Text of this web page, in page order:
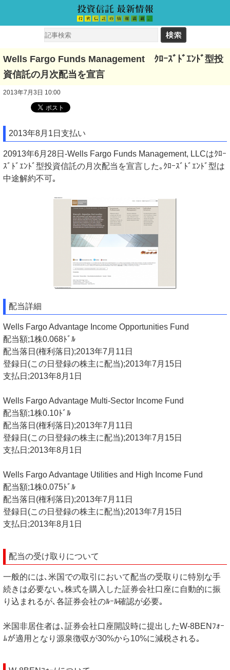
Wells Fargo Funds Management ｸﾛｰｽﾞﾄﾞｴﾝﾄﾞ型投
資信託の月次配当を宣言
2013年7月3日 10:00
2013年8月1日支払い
20913年6月28日-Wells Fargo Funds Management, LLCはｸﾛｰ
ｽﾞﾄﾞｴﾝﾄﾞ型投資信託の月次配当を宣言した｡ｸﾛｰｽﾞﾄﾞｴﾝﾄﾞ型は
中途解約不可｡
配当詳細
Wells Fargo Advantage Income Opportunities Fund
配当額;1株0.068ﾄﾞﾙ
配当落日(権利落日);2013年7月11日
登録日(この日登録の株主に配当);2013年7月15日
支払日;2013年8月1日
Wells Fargo Advantage Multi-Sector Income Fund
配当額;1株0.10ﾄﾞﾙ
配当落日(権利落日);2013年7月11日
登録日(この日登録の株主に配当);2013年7月15日
支払日;2013年8月1日
Wells Fargo Advantage Utilities and High Income Fund
配当額;1株0.075ﾄﾞﾙ
配当落日(権利落日);2013年7月11日
登録日(この日登録の株主に配当);2013年7月15日
支払日;2013年8月1日
配当の受け取りについて
一般的には､米国での取引において配当の受取りに特別な手
続きは必要ない｡株式を購入した証券会社口座に自動的に振
り込まれるが､各証券会社のﾙｰﾙ確認が必要｡
米国非居住者は､証券会社口座開設時に提出したW-8BENﾌｫｰ
ﾑが適用となり源泉徴収が30%から10%に減税される｡